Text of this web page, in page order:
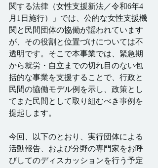
関する法律（女性支援新法／令和6年4
月1日施行）」では、公的な女性支援機
関と民間団体の協働が謡われています
が、その役割と位置づけについては不
透明です。そこで本事業では、緊急期
から就労・自立までの切れ目のない包
括的な事業を支援することで、行政と
民間の協働モデル例を示し、政策とし
てまた民間として取り組むべき事例を
提起します。
今回、以下のとおり、実行団体による
活動報告、および分野の専門家をお呼
びしてのディスカッションを行う予定